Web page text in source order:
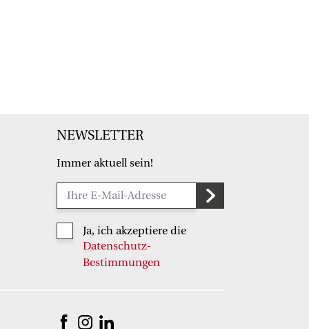
NEWSLETTER
Immer aktuell sein!
Ja, ich akzeptiere die
Datenschutz-
Bestimmungen